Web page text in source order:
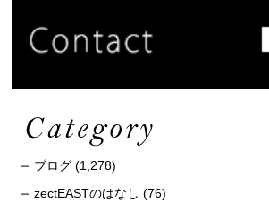
ブログ (1,278)
zectEASTのはなし (76)